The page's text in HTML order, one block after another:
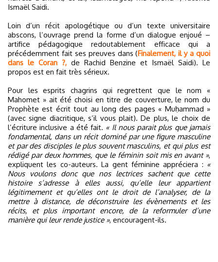
Ismaël Saidi.
Loin d’un récit apologétique ou d’un texte universitaire
abscons, l’ouvrage prend la forme d’un dialogue enjoué –
artifice pédagogique redoutablement efficace qui a
précédemment fait ses preuves dans (Finalement, il y a quoi
dans le Coran ?, de Rachid Benzine et Ismaël Saidi). Le
propos est en fait très sérieux.
Pour les esprits chagrins qui regrettent que le nom «
Mahomet » ait été choisi en titre de couverture, le nom du
Prophète est écrit tout au long des pages « Muḥammad »
(avec signe diacritique, s’il vous plait). De plus, le choix de
l’écriture inclusive a été fait. « Il nous parait plus que jamais
fondamental, dans un récit dominé par une figure masculine
et par des disciples le plus souvent masculins, et qui plus est
rédigé par deux hommes, que le féminin soit mis en avant »,
expliquent les co-auteurs. La gent féminine appréciera : «
Nous voulons donc que nos lectrices sachent que cette
histoire s’adresse à elles aussi, qu’elle leur appartient
légitimement et qu’elles ont le droit de l’analyser, de la
mettre à distance, de déconstruire les évènements et les
récits, et plus important encore, de la reformuler d’une
manière qui leur rende justice », encouragent-ils.